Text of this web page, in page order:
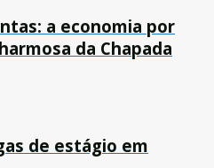
a economia por
da Chapada
de estágio em